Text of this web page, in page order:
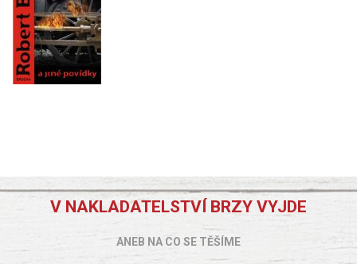
V NAKLADATELSTVÍ BRZY VYJDE
ANEB NA CO SE TĚŠÍME